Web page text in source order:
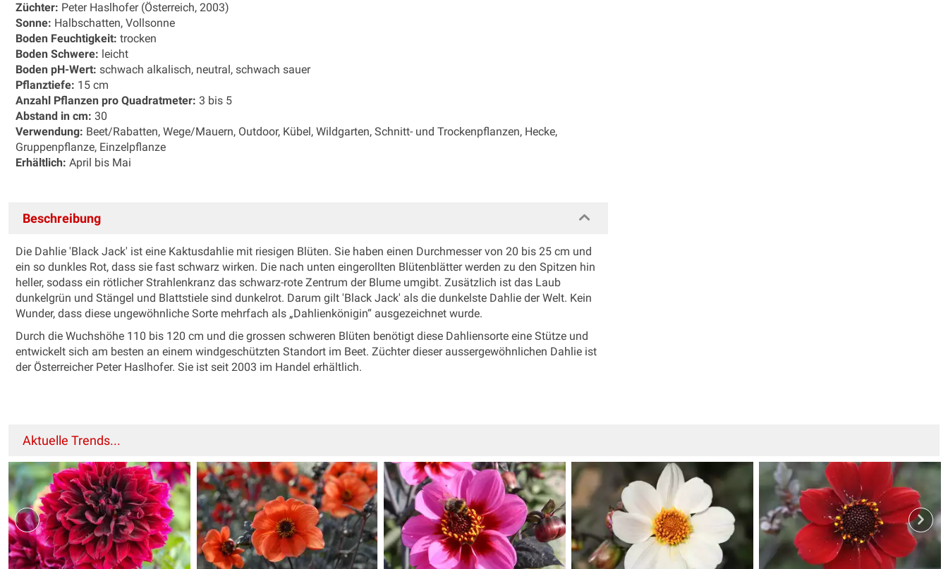
Züchter: Peter Haslhofer (Österreich, 2003)
Sonne: Halbschatten, Vollsonne
Boden Feuchtigkeit: trocken
Boden Schwere: leicht
Boden pH-Wert: schwach alkalisch, neutral, schwach sauer
Pflanztiefe: 15 cm
Anzahl Pflanzen pro Quadratmeter: 3 bis 5
Abstand in cm: 30
Verwendung: Beet/Rabatten, Wege/Mauern, Outdoor, Kübel, Wildgarten, Schnitt- und Trockenpflanzen, Hecke,
Gruppenpflanze, Einzelpflanze
Erhältlich: April bis Mai
Beschreibung
Die Dahlie 'Black Jack' ist eine Kaktusdahlie mit riesigen Blüten. Sie haben einen Durchmesser von 20 bis 25 cm und
ein so dunkles Rot, dass sie fast schwarz wirken. Die nach unten eingerollten Blütenblätter werden zu den Spitzen hin
heller, sodass ein rötlicher Strahlenkranz das schwarz-rote Zentrum der Blume umgibt. Zusätzlich ist das Laub
dunkelgrün und Stängel und Blattstiele sind dunkelrot. Darum gilt 'Black Jack' als die dunkelste Dahlie der Welt. Kein
Wunder, dass diese ungewöhnliche Sorte mehrfach als „Dahlienkönigin“ ausgezeichnet wurde.
Durch die Wuchshöhe 110 bis 120 cm und die grossen schweren Blüten benötigt diese Dahliensorte eine Stütze und
entwickelt sich am besten an einem windgeschützten Standort im Beet. Züchter dieser aussergewöhnlichen Dahlie ist
der Österreicher Peter Haslhofer. Sie ist seit 2003 im Handel erhältlich.
Aktuelle Trends...